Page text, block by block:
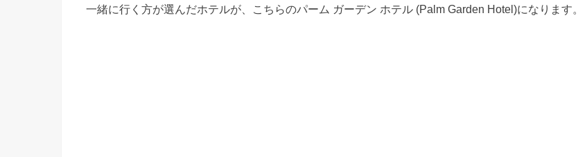
一緒に行く方が選んだホテルが、こちらのパーム ガーデン ホテル (Palm Garden Hotel)になります。